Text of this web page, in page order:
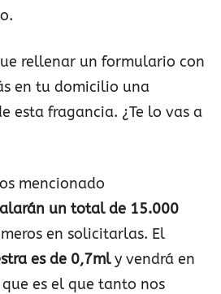
rellenar un formulario con
en tu domicilio una
esta fragancia. ¿Te lo vas a
mencionado
un total de 15.000
en solicitarlas. El
es de 0,7mly vendrá en
es el que tanto nos